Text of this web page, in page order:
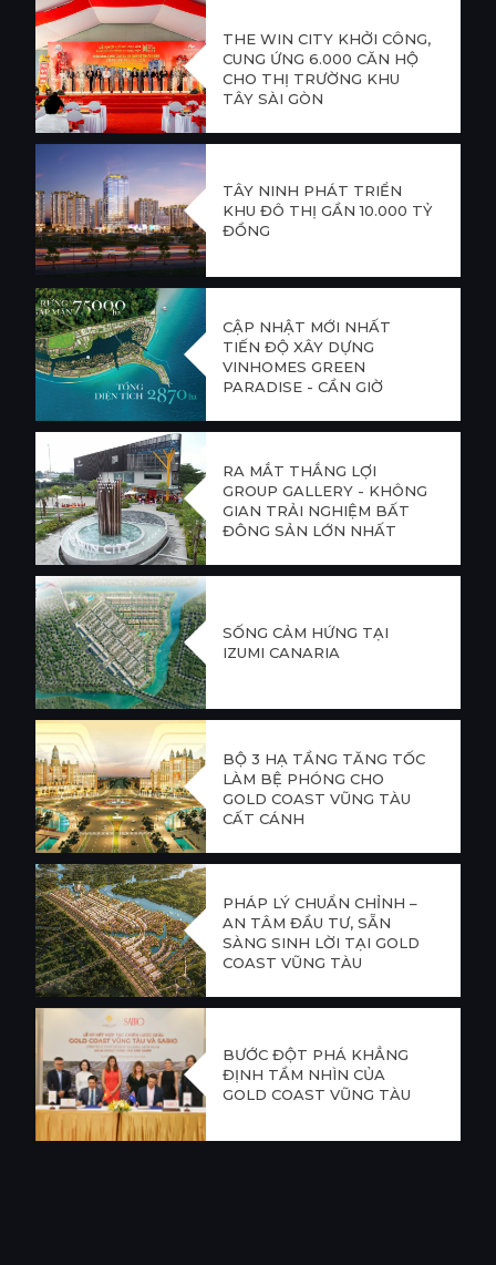
THE WIN CITY KHỞI CÔNG,
CUNG ỨNG 6.000 CĂN HỘ
CHO THỊ TRƯỜNG KHU
TÂY SÀI GÒN
TÂY NINH PHÁT TRIỂN
KHU ĐÔ THỊ GẦN 10.000 TỶ
ĐỒNG
CẬP NHẬT MỚI NHẤT
TIẾN ĐỘ XÂY DỰNG
VINHOMES GREEN
PARADISE - CẦN GIỜ
RA MẮT THẮNG LỢI
GROUP GALLERY - KHÔNG
GIAN TRẢI NGHIỆM BẤT
ĐỘNG SẢN LỚN NHẤT
SỐNG CẢM HỨNG TẠI
IZUMI CANARIA
BỘ 3 HẠ TẦNG TĂNG TỐC
LÀM BỆ PHÓNG CHO
GOLD COAST VŨNG TÀU
CẤT CÁNH
PHÁP LÝ CHUẨN CHỈNH –
AN TÂM ĐẦU TƯ, SẴN
SÀNG SINH LỜI TẠI GOLD
COAST VŨNG TÀU
BƯỚC ĐỘT PHÁ KHẲNG
ĐỊNH TẦM NHÌN CỦA
GOLD COAST VŨNG TÀU